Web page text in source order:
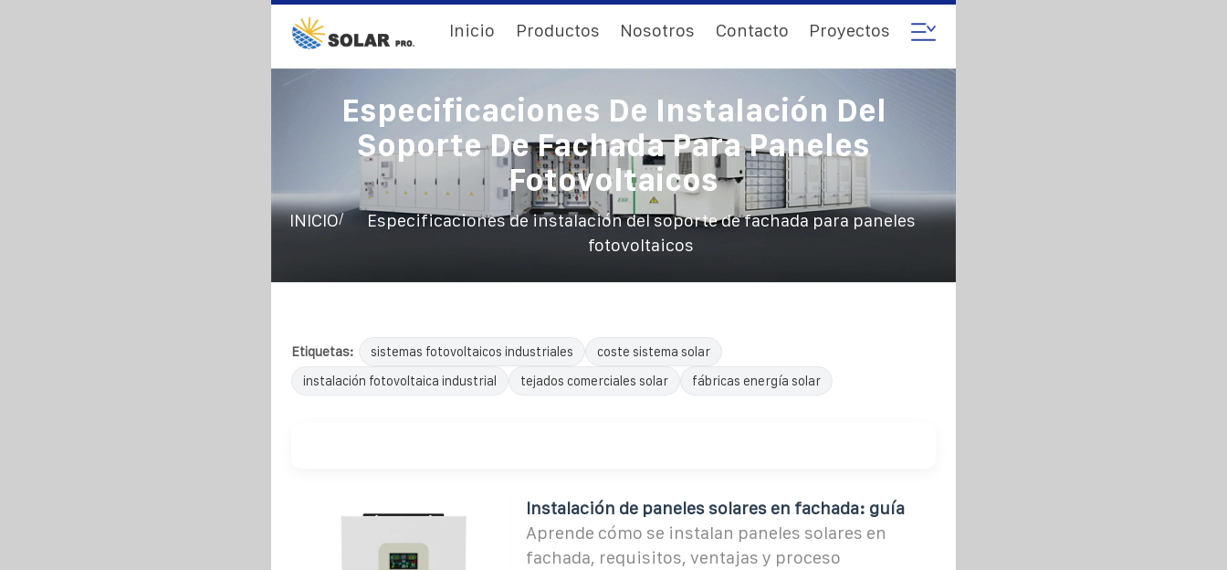
Inicio Productos Nosotros Contacto Proyectos
Especificaciones De Instalación Del
Soporte De Fachada Para Paneles
Fotovoltaicos
INICIO/
Especificaciones de instalación del soporte de fachada para paneles
fotovoltaicos
Etiquetas: sistemas fotovoltaicos industriales
coste sistema solar
instalación fotovoltaica industrial
tejados comerciales solar fábricas energía solar
Instalación de paneles solares en fachada: guía
Aprende cómo se instalan paneles solares en
fachada, requisitos, ventajas y proceso